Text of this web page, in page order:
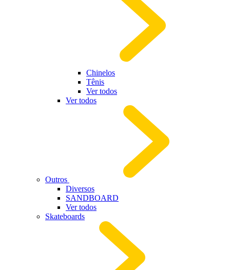
Chinelos
Tênis
Ver todos
Ver todos
Outros
Diversos
SANDBOARD
Ver todos
Skateboards